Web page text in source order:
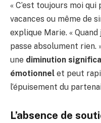
« C’est toujours moi
vacances ou même de
explique Marie. «
passe absolument rien.
une diminution
émotionnel et peut
l’épuisement du
L’absence de